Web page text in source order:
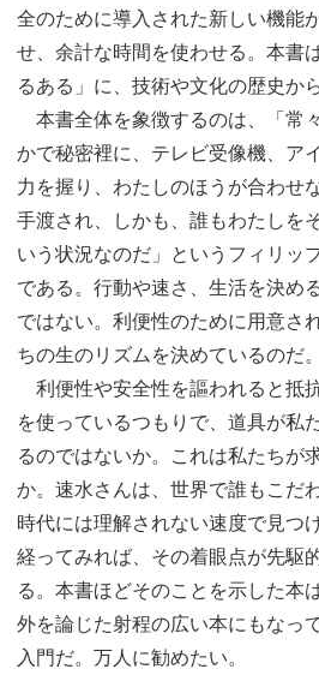
全のために導入された新しい機能
せ、余計な時間を使わせる。本書
るある」に、技術や文化の歴史か
本書全体を象徴するのは、「常
かで秘密裡に、テレビ受像機、ア
力を握り、わたしのほうが合わせ
手渡され、しかも、誰もわたしを
いう状況なのだ」というフィリッ
である。行動や速さ、生活を決め
ではない。利便性のために用意さ
ちの生のリズムを決めているのだ。
利便性や安全性を謳われると抵
を使っているつもりで、道具が私
るのではないか。これは私たちが
か。速水さんは、世界で誰もこだ
時代には理解されない速度で見つ
経ってみれば、その着眼点が先駆
る。本書ほどそのことを示した本
外を論じた射程の広い本にもなっ
入門だ。万人に勧めたい。